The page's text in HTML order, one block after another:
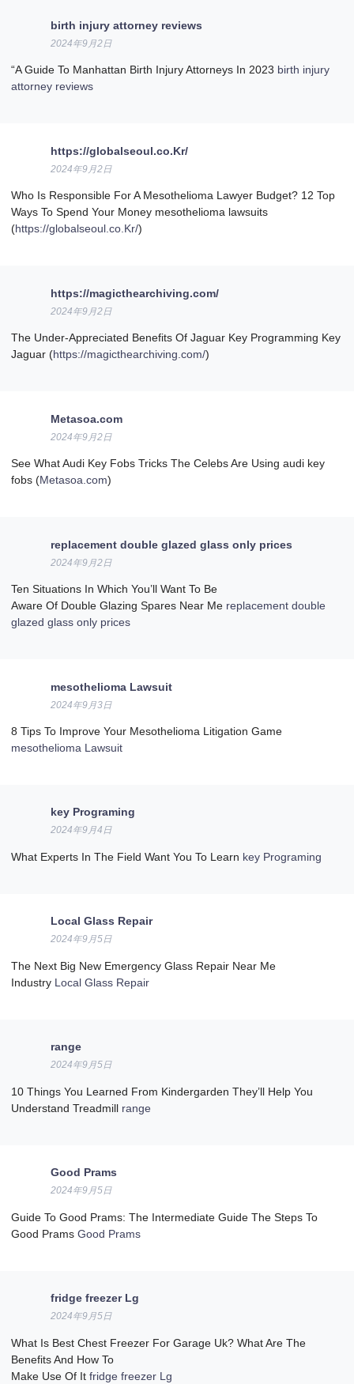
birth injury attorney reviews
2024年9月2日
“A Guide To Manhattan Birth Injury Attorneys In 2023 birth injury
attorney reviews
https://globalseoul.co.Kr/
2024年9月2日
Who Is Responsible For A Mesothelioma Lawyer Budget? 12 Top
Ways To Spend Your Money mesothelioma lawsuits
(https://globalseoul.co.Kr/)
https://magicthearchiving.com/
2024年9月2日
The Under-Appreciated Benefits Of Jaguar Key Programming Key
Jaguar (https://magicthearchiving.com/)
Metasoa.com
2024年9月2日
See What Audi Key Fobs Tricks The Celebs Are Using audi key
fobs (Metasoa.com)
replacement double glazed glass only prices
2024年9月2日
Ten Situations In Which You’ll Want To Be
Aware Of Double Glazing Spares Near Me replacement double
glazed glass only prices
mesothelioma Lawsuit
2024年9月3日
8 Tips To Improve Your Mesothelioma Litigation Game
mesothelioma Lawsuit
key Programing
2024年9月4日
What Experts In The Field Want You To Learn key Programing
Local Glass Repair
2024年9月5日
The Next Big New Emergency Glass Repair Near Me
Industry Local Glass Repair
range
2024年9月5日
10 Things You Learned From Kindergarden They’ll Help You
Understand Treadmill range
Good Prams
2024年9月5日
Guide To Good Prams: The Intermediate Guide The Steps To
Good PramsGood Prams
fridge freezer Lg
2024年9月5日
What Is Best Chest Freezer For Garage Uk? What Are The
Benefits And How To
Make Use Of Itfridge freezer Lg